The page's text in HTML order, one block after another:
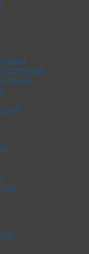
Đảng
công đoàn
phụ nữ
logo